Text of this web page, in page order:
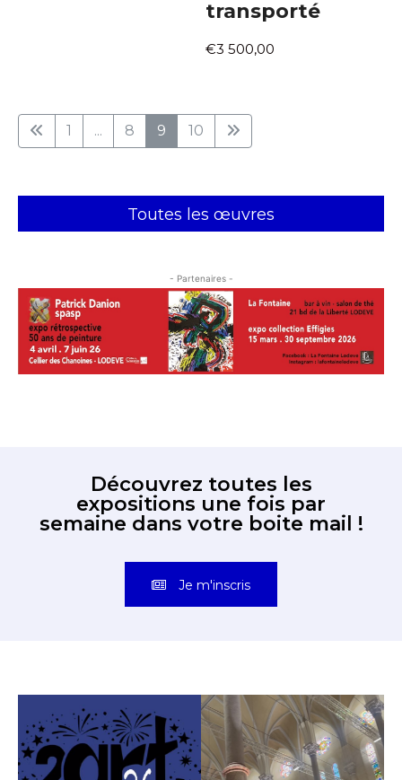
transporté
€3 500,00
1 ... 8 9 10
Toutes les œuvres
- Partenaires -
expositions une fois par
semaine dans votre boite mail !